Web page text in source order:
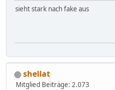
sieht stark nach fake aus
shellat
Mitglied Beiträge: 2.073